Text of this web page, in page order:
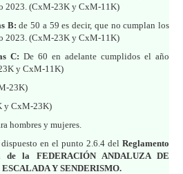
2023. (CxM-23K y CxM-11K)
B: de 50 a 59 es decir, que no cumplan los
2023. (CxM-23K y CxM-11K)
C: De 60 en adelante cumplidos el año
y CxM-11K)
23K)
y CxM-23K)
hombres y mujeres.
en el punto 2.6.4 del Reglamento
la FEDERACIÓN ANDALUZA DE
Y SENDERISMO.